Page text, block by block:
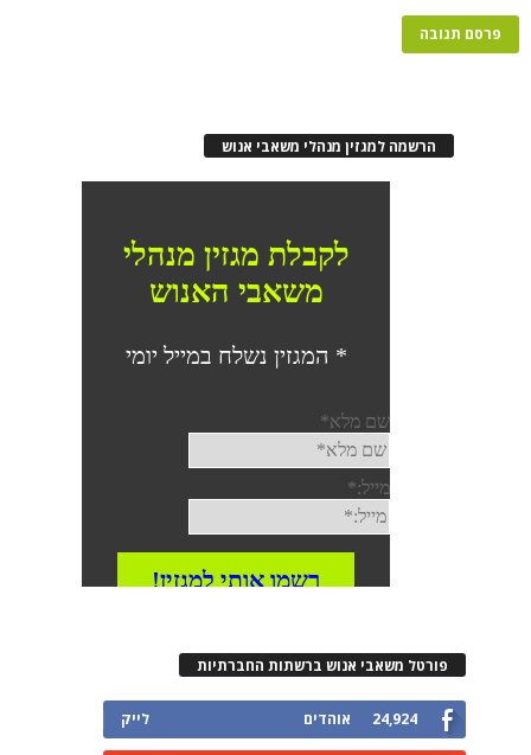
הרשמה למגזין מנהלי משאבי אנוש
פורטל משאבי אנוש ברשתות החברתיות
24,924 אוהדים לייק